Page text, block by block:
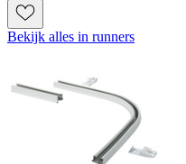
Bekijk alles in runners